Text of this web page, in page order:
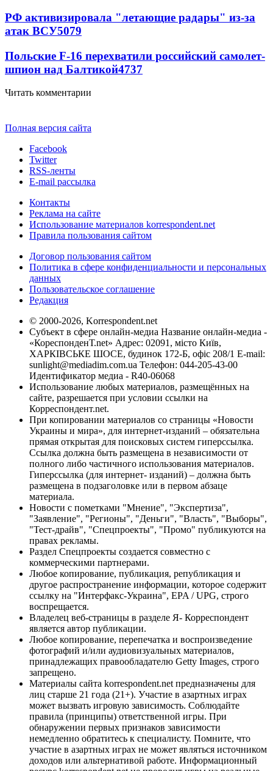
РФ активизировала "летающие радары" из-за
атак ВСУ5079
Польские F-16 перехватили российский самолет-
шпион над Балтикой4737
Читать комментарии
Полная версия сайта
Facebook
Twitter
RSS-ленты
E-mail рассылка
Контакты
Реклама на сайте
Использование материалов korrespondent.net
Правила пользования сайтом
Договор пользования сайтом
Политика в сфере конфиденциальности и персональных
данных
Пользовательское соглашение
Редакция
© 2000-2026, Korrespondent.net
Субъект в сфере онлайн-медиа Название онлайн-медиа -
«КореспонденТ.net» Адрес: 02091, місто Київ,
ХАРКІВСЬКЕ ШОСЕ, будинок 172-Б, офіс 208/1 E-mail:
sunlight@mediadim.com.ua Телефон: 044-205-43-00
Идентификатор медиа - R40-06068
Использование любых материалов, размещённых на
сайте, разрешается при условии ссылки на
Корреспондент.net.
При копировании материалов со страницы «Новости
Украины и мира», для интернет-изданий – обязательна
прямая открытая для поисковых систем гиперссылка.
Ссылка должна быть размещена в независимости от
полного либо частичного использования материалов.
Гиперссылка (для интернет- изданий) – должна быть
размещена в подзаголовке или в первом абзаце
материала.
Новости с пометками "Мнение", "Экспертиза",
"Заявление", "Регионы", "Деньги", "Власть", "Выборы",
"Тест-драйв", "Спецпроекты", "Промо" публикуются на
правах рекламы.
Раздел Спецпроекты создается совместно с
коммерческими партнерами.
Любое копирование, публикация, републикация и
другое распространение информации, которое содержит
ссылку на "Интерфакс-Украина", EPA / UPG, строго
воспрещается.
Владелец веб-страницы в разделе Я- Корреспондент
является автор публикации.
Любое копирование, перепечатка и воспроизведение
фотографий и/или аудиовизуальных материалов,
принадлежащих правообладателю Getty Images, строго
запрещено.
Материалы сайта korrespondent.net предназначены для
лиц старше 21 года (21+). Участие в азартных играх
может вызвать игровую зависимость. Соблюдайте
правила (принципы) ответственной игры. При
обнаружении первых признаков зависимости
немедленно обратитесь к специалисту. Помните, что
участие в азартных играх не может являться источником
доходов или альтернативой работе. Информационный